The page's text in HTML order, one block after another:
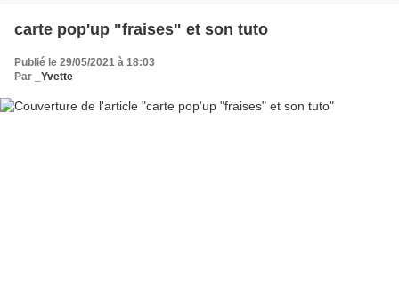
carte pop'up "fraises" et son tuto
Publié le 29/05/2021 à 18:03
Par
_Yvette